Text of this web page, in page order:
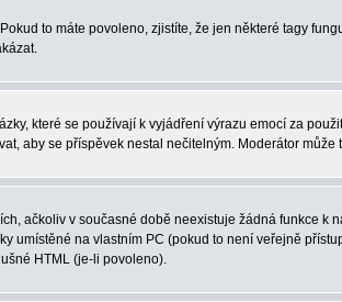
to máte povoleno, zjistíte, že jen některé tagy
které se používají k vyjádření výrazu emocí za
aby se příspěvek nestal nečitelným. Moderátor
ačkoliv v současné době neexistuje žádná funkce
umístěné na vlastním PC (pokud to není veřejně
HTML (je-li povoleno).